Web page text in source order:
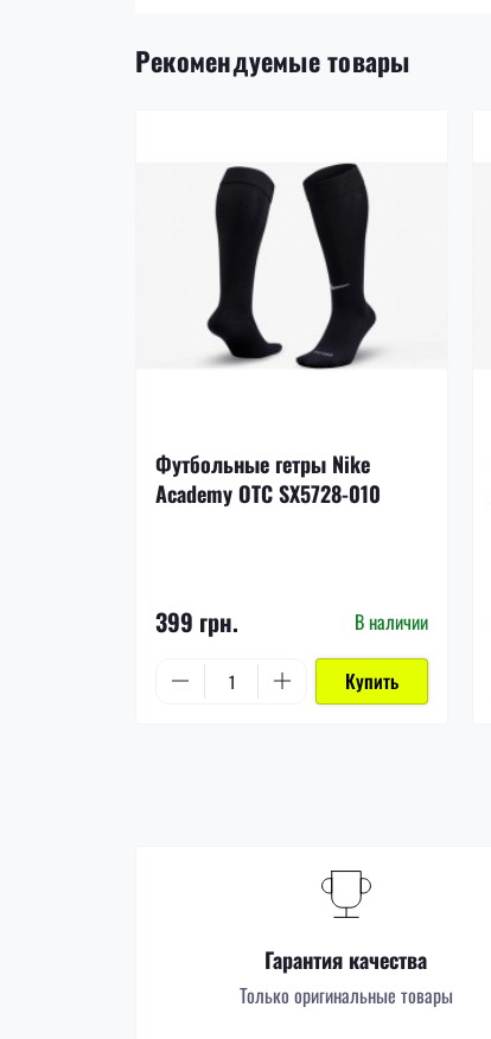
Рекомендуемые товары
Футбольные гетры Nike
Academy OTC SX5728-010
399 грн. В наличии
Купить
Гарантия качества
Только оригинальные товары